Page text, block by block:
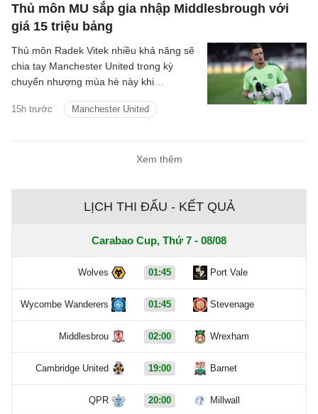
Thủ môn MU sắp gia nhập Middlesbrough với
giá 15 triệu bảng
15h trước Manchester United
Thủ môn Radek Vitek nhiều khả năng sẽ
chia tay Manchester United trong kỳ
chuyển nhượng mùa hè này khi
hoàn tất bản hợp đồng trị giá khoảng 15
Xem thêm
LỊCH THI ĐẤU - KẾT QUẢ
Carabao Cup, Thứ 7 - 08/08
Wolves 01:45 Port Vale
Wycombe Wanderers 01:45 Stevenage
Middlesbrou 02:00 Wrexham
Cambridge United 19:00 Barnet
QPR 20:00 Millwall